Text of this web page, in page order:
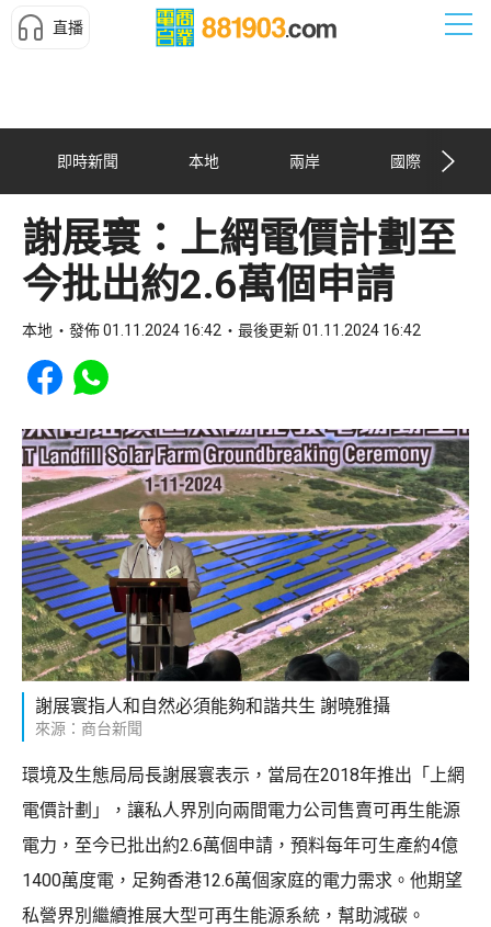
直播
即時新聞 本地 兩岸 國際
謝展寰：上網電價計劃至
今批出約2.6萬個申請
本地 發佈 01.11.2024 16:42 最後更新 01.11.2024 16:42
Share to Facebook
Share to WhatsApp
謝展寰指人和自然必須能夠和諧共生 謝曉雅攝
來源：商台新聞
環境及生態局局長謝展寰表示，當局在2018年推出「上網
電價計劃」，讓私人界別向兩間電力公司售賣可再生能源
電力，至今已批出約2.6萬個申請，預料每年可生產約4億
1400萬度電，足夠香港12.6萬個家庭的電力需求。他期望
私營界別繼續推展大型可再生能源系統，幫助減碳。